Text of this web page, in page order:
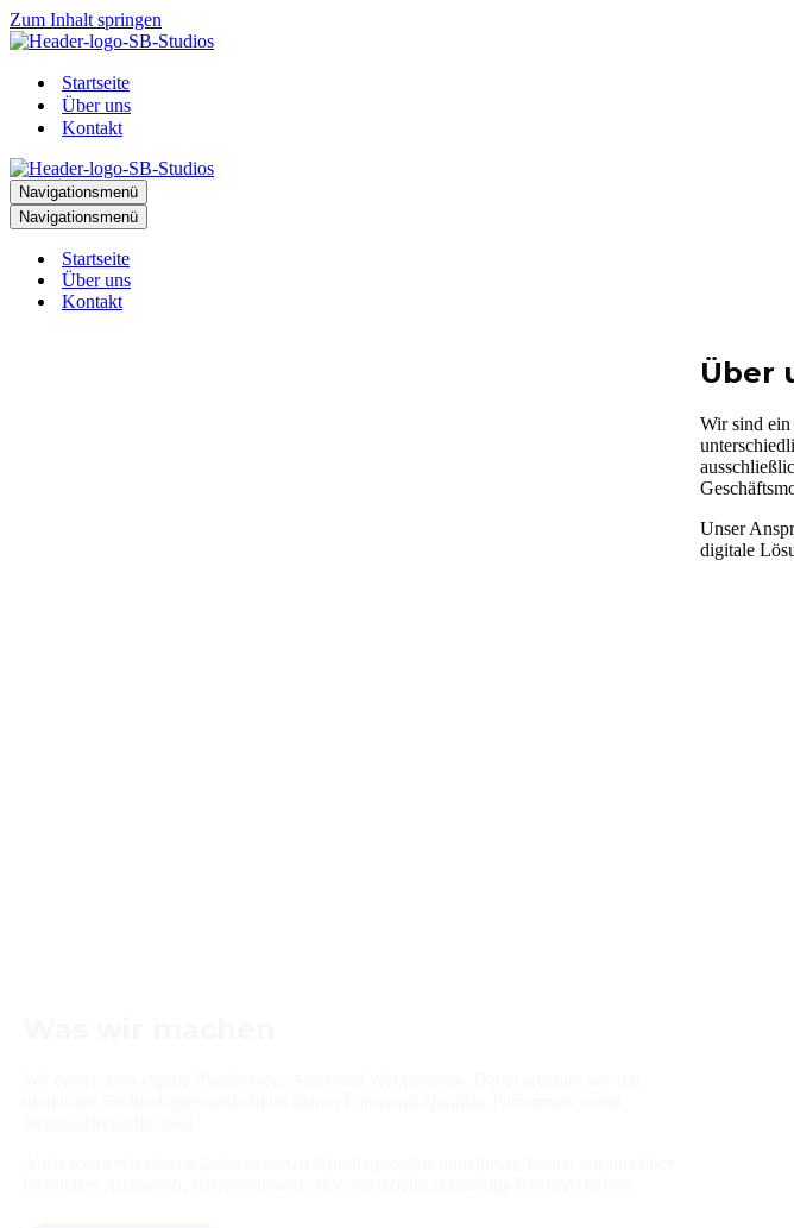
Zum Inhalt springen
Startseite
Über uns
Kontakt
Navigationsmenü
Navigationsmenü
Startseite
Über uns
Kontakt
Über
Wir sind
Unser
digitale